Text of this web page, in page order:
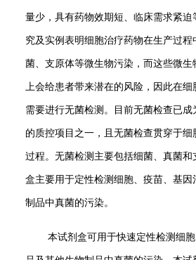
量少，具有药物效期短、临床需求紧
究及实例表明细胞治疗药物在生产过
菌、支原体等微生物污染，而这些微
上会给患者带来潜在的风险，因此在细
需要进行无菌检测。目前无菌检查已
的质控项目之一，且无菌检查贯穿于
过程。无菌检测主要包括细菌、真菌和
盒主要用于定性检测细胞、疫苗、基因
制品中真菌的污染。
本试剂盒可用于快速定性检测细